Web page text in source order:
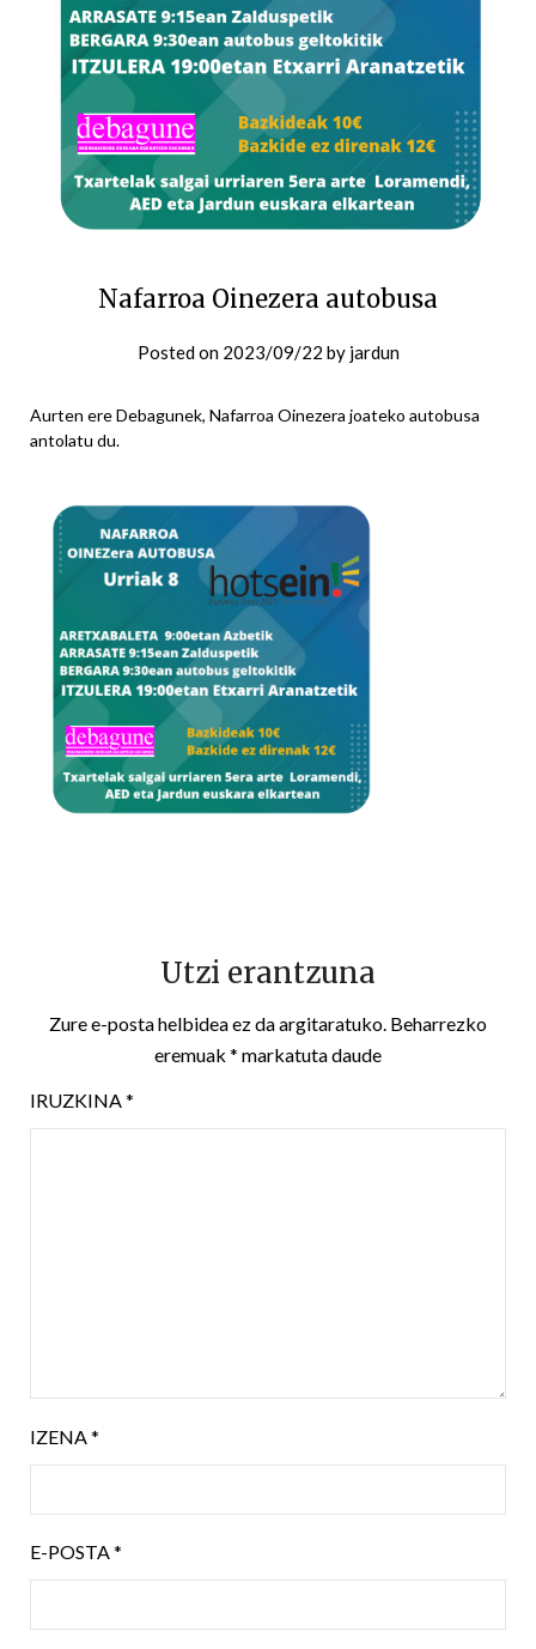
Nafarroa Oinezera autobusa
Posted on 2023/09/22 by jardun
Aurten ere Debagunek, Nafarroa Oinezera joateko autobusa
antolatu du.
Utzi erantzuna
Zure e-posta helbidea ez da argitaratuko. Beharrezko
eremuak * markatuta daude
IRUZKINA*
IZENA*
E-POSTA*